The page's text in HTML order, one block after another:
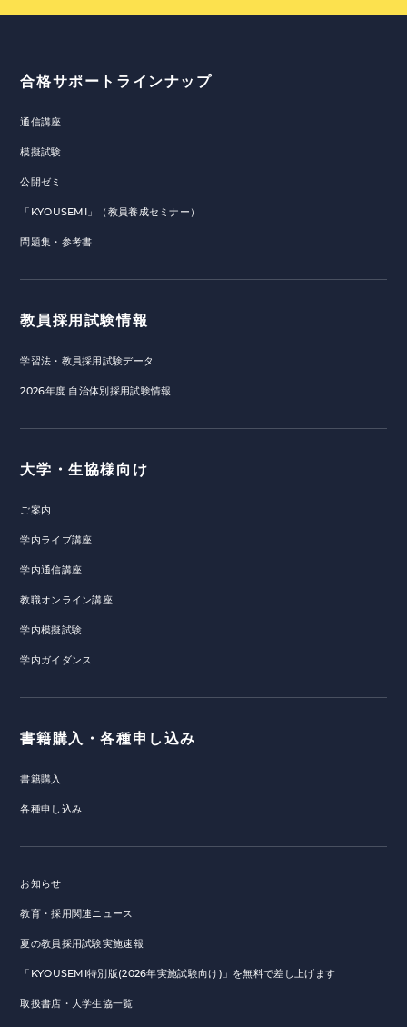
合格サポートラインナップ
通信講座
模擬試験
公開ゼミ
「KYOUSEMI」（教員養成セミナー）
問題集・参考書
教員採用試験情報
学習法・教員採用試験データ
2026年度 自治体別採用試験情報
大学・生協様向け
ご案内
学内ライブ講座
学内通信講座
教職オンライン講座
学内模擬試験
学内ガイダンス
書籍購入・各種申し込み
書籍購入
各種申し込み
お知らせ
教育・採用関連ニュース
夏の教員採用試験実施速報
「KYOUSEMI特別版(2026年実施試験向け)」を無料で差し上げます
取扱書店・大学生協一覧